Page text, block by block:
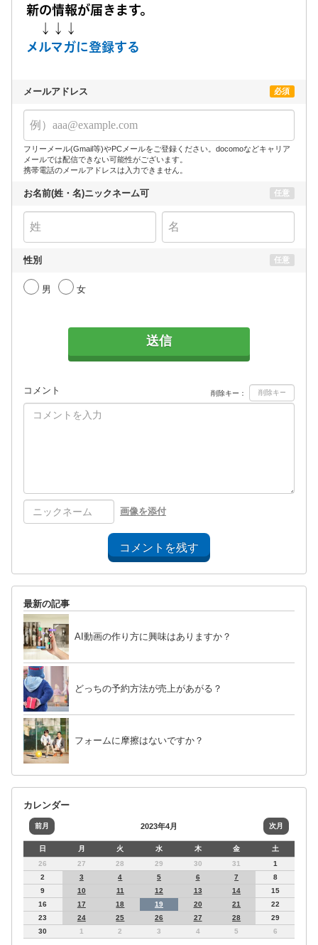
新の情報が届きます。
↓↓↓
メルマガに登録する
メールアドレス 必須
フリーメール(Gmail等)やPCメールをご登録ください。docomoなどキャリア
メールでは配信できない可能性がございます。
携帯電話のメールアドレスは入力できません。
お名前(姓・名)ニックネーム可 任意
性別 任意
男 女
送信
コメント 削除キー：
画像を添付
コメントを残す
最新の記事
AI動画の作り方に興味はありますか？
どっちの予約方法が売上があがる？
フォームに摩擦はないですか？
カレンダー
前月 2023年4月 次月
日 月 火 水 木 金
土
26
27 28 29 30 31
1
2
3 4 5 6 7
8
9
10 11 12 13 14
15
16
17 18 19 20 21
22
23
24 25 26 27 28
29
30
1 2 3 4 5 6